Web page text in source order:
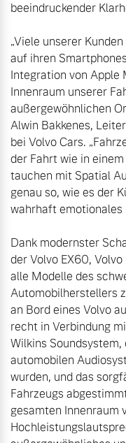
beeindruckender
„Viele unserer
auf ihren
Integration von Apple
Innenraum unserer
außergewöhnlichen
Alwin Bakkenes,
bei Volvo Cars.
der Fahrt wie in
tauchen mit Spatial
genau so, wie es der
wahrhaft emotionales
Dank modernster
der Volvo EX60,
alle Modelle des
Automobilherstellers
an Bord eines Volvo
recht in Verbindung
Wilkins
automobilen
wurden, und das
Fahrzeugs
gesamten Innenraum